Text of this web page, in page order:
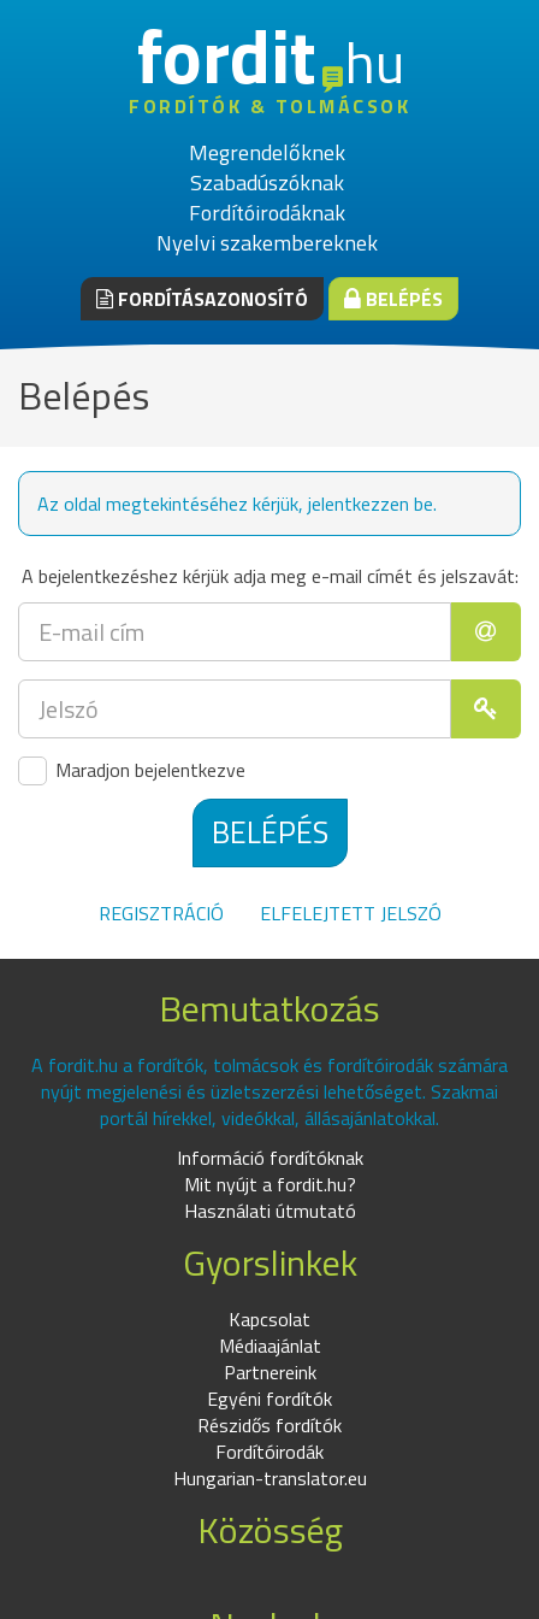
fordithu
FORDÍTÓK & TOLMÁCSOK
Megrendelőknek
Szabadúszóknak
Fordítóirodáknak
Nyelvi szakembereknek
FORDÍTÁSAZONOSÍTÓ BELÉPÉS
Belépés
Az oldal megtekintéséhez kérjük, jelentkezzen be.
A bejelentkezéshez kérjük adja meg e-mail címét és jelszavát:
Maradjon bejelentkezve
BELÉPÉS
REGISZTRÁCIÓ ELFELEJTETT JELSZÓ
Bemutatkozás
A fordit.hu a fordítók, tolmácsok és fordítóirodák számára
nyújt megjelenési és üzletszerzési lehetőséget. Szakmai
portál hírekkel, videókkal, állásajánlatokkal.
Információ fordítóknak
Mit nyújt a fordit.hu?
Használati útmutató
Gyorslinkek
Kapcsolat
Médiaajánlat
Partnereink
Egyéni fordítók
Részidős fordítók
Fordítóirodák
Hungarian-translator.eu
Közösség